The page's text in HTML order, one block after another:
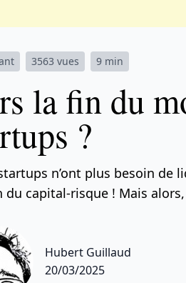
3563 vues 9 min
la fin du
?
n’ont plus besoin de
du capital-risque ! Mais
Hubert Guillaud
20/03/2025